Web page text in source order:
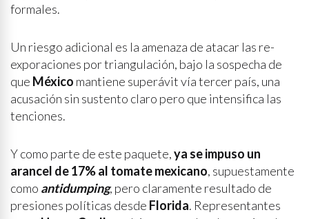
formales.
Un riesgo adicional es la amenaza de atacar las re-
exporaciones por triangulación, bajo la sospecha de
que México mantiene superávit vía tercer país, una
acusación sin sustento claro pero que intensifica las
tenciones.
Y como parte de este paquete,ya se impuso un
arancel de 17% al tomate mexicano, supuestamente
como antidumping, pero claramente resultado de
presiones políticas desde Florida. Representantes